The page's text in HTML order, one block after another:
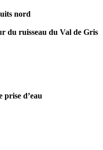
nord
du ruisseau du Val de Gris
prise d’eau